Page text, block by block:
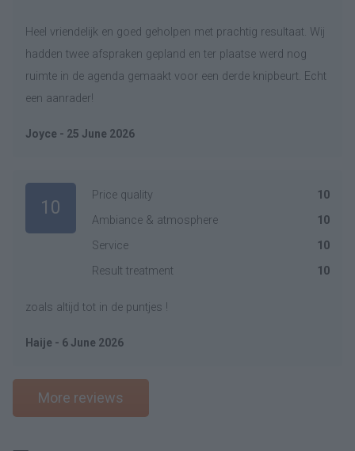
Heel vriendelijk en goed geholpen met prachtig resultaat. Wij
hadden twee afspraken gepland en ter plaatse werd nog
ruimte in de agenda gemaakt voor een derde knipbeurt. Echt
een aanrader!
Joyce - 25 June 2026
10
Price quality
10
Ambiance & atmosphere
10
Service
10
Result treatment
10
zoals altijd tot in de puntjes !
Haije - 6 June 2026
More reviews